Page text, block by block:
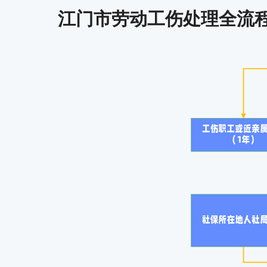
江门市劳动工伤处理全流